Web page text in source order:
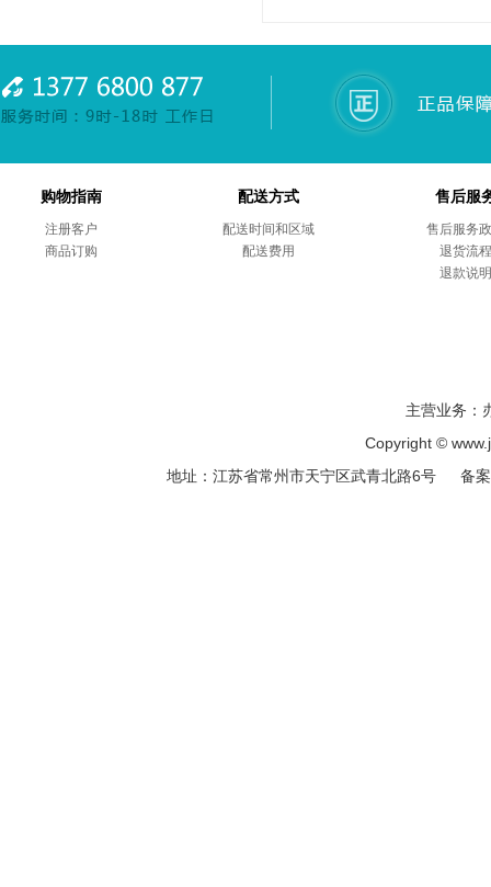
购物指南
注册客户
商品订购
配送方式
配送时间和区域
配送费用
售后服
售后服务
退货流程
退款说明
主营业务：
Copyright ©
地址：江苏省常州市天宁区武青北路6号 备